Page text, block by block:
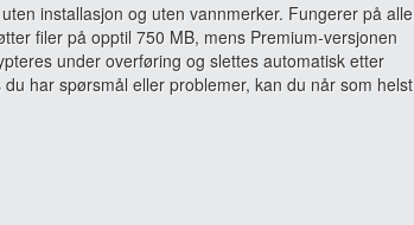
installasjon og uten vannmerker. Fungerer på alle
filer på opptil 750 MB, mens Premium-versjonen
under overføring og slettes automatisk etter
har spørsmål eller problemer, kan du når som helst